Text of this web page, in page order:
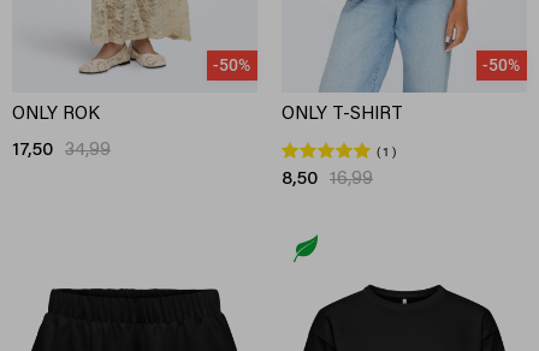
-50%
ONLY ROK
17,50 34,99
-50%
ONLY T-SHIRT
1
8,50 16,99